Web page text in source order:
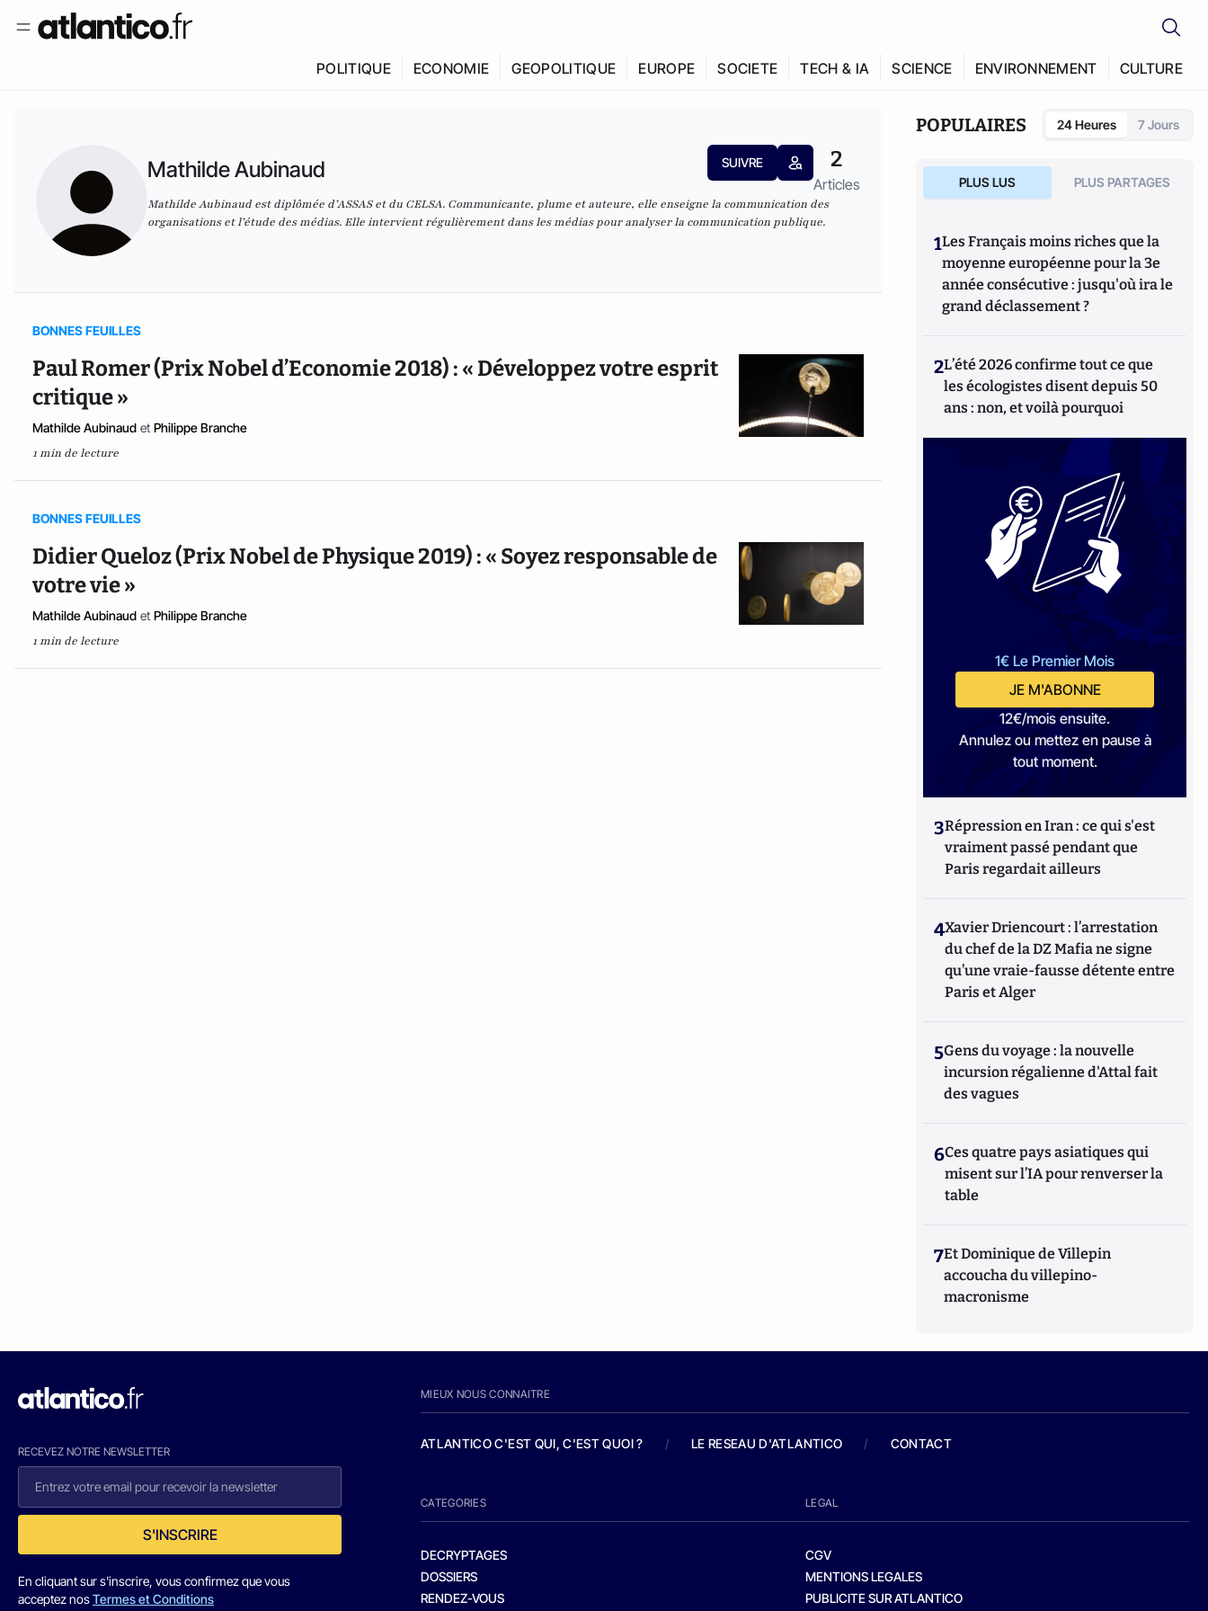
POLITIQUE ECONOMIE GEOPOLITIQUE EUROPE SOCIETE TECH & IA SCIENCE ENVIRONNEMENT CULTURE
Mathilde Aubinaud SUIVRE 2
Articles
Mathilde Aubinaud est diplômée d’ASSAS et du CELSA. Communicante, plume et auteure, elle enseigne la communication des
organisations et l’étude des médias. Elle intervient régulièrement dans les médias pour analyser la communication publique.
BONNES FEUILLES
Paul Romer (Prix Nobel d’Economie 2018) : « Développez votre esprit
critique »
Mathilde Aubinaud et Philippe Branche
1 min de lecture
BONNES FEUILLES
Didier Queloz (Prix Nobel de Physique 2019) : « Soyez responsable de
votre vie »
Mathilde Aubinaud et Philippe Branche
1 min de lecture
POPULAIRES 24 Heures 7 Jours
PLUS LUS PLUS PARTAGES
1Les Français moins riches que la
moyenne européenne pour la 3e
année consécutive : jusqu'où ira le
grand déclassement ?
2L’été 2026 confirme tout ce que
les écologistes disent depuis 50
ans : non, et voilà pourquoi
1€ Le Premier Mois
JE M'ABONNE
12€/mois ensuite.
Annulez ou mettez en pause à
tout moment.
3Répression en Iran : ce qui s'est
vraiment passé pendant que
Paris regardait ailleurs
4Xavier Driencourt : l’arrestation
du chef de la DZ Mafia ne signe
qu’une vraie-fausse détente entre
Paris et Alger
5Gens du voyage : la nouvelle
incursion régalienne d'Attal fait
des vagues
6Ces quatre pays asiatiques qui
misent sur l’IA pour renverser la
table
7Et Dominique de Villepin
accoucha du villepino-
macronisme
RECEVEZ NOTRE NEWSLETTER
S'INSCRIRE
En cliquant sur s'inscrire, vous confirmez que vous
acceptez nosTermes et Conditions
MIEUX NOUS CONNAITRE
ATLANTICO C'EST QUI, C'EST QUOI ? / LE RESEAU D'ATLANTICO / CONTACT
CATEGORIES
DECRYPTAGES
DOSSIERS
RENDEZ-VOUS
LEGAL
CGV
MENTIONS LEGALES
PUBLICITE SUR ATLANTICO